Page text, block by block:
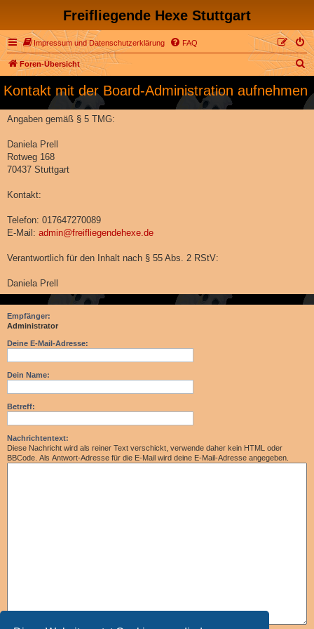
Freifliegende Hexe Stuttgart
Impressum und Datenschutzerklärung FAQ
Foren-Übersicht
S
c
Kontakt mit der Board-Administration aufnehmen
Angaben gemäß § 5 TMG:
Daniela Prell
Rotweg 168
70437 Stuttgart
Kontakt:
Telefon: 017647270089
E-Mail: admin@freifliegendehexe.de
Verantwortlich für den Inhalt nach § 55 Abs. 2 RStV:
Daniela Prell
Empfänger:
Administrator
Deine E-Mail-Adresse:
Dein Name:
Betreff:
Nachrichtentext:
Diese Nachricht wird als reiner Text verschickt, verwende daher kein HTML oder
BBCode. Als Antwort-Adresse für die E-Mail wird deine E-Mail-Adresse angegeben.